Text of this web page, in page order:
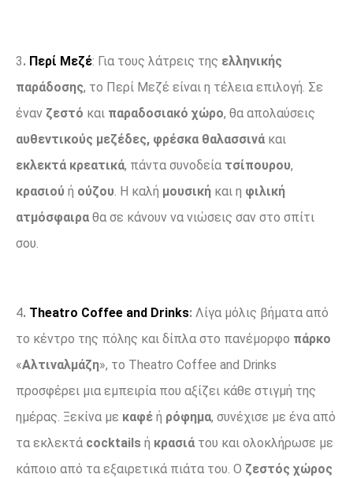
3. Περί Μεζέ: Για τους λάτρεις της ελληνικής
παράδοσης, το Περί Μεζέ είναι η τέλεια επιλογή. Σε
έναν ζεστό και παραδοσιακό χώρο, θα απολαύσεις
αυθεντικούς μεζέδες, φρέσκα θαλασσινά και
εκλεκτά κρεατικά, πάντα συνοδεία τσίπουρου,
κρασιού ή ούζου . Η καλή μουσική και η φιλική
ατμόσφαιρα θα σε κάνουν να νιώσεις σαν στο σπίτι
σου.
4. Theatro Coffee and Drinks: Λίγα μόλις βήματα από
το κέντρο της πόλης και δίπλα στο πανέμορφο πάρκο
«Αλτιναλμάζη», το Theatro Coffee and Drinks
προσφέρει μια εμπειρία που αξίζει κάθε στιγμή της
ημέρας. Ξεκίνα με καφέ ή ρόφημα, συνέχισε με ένα από
τα εκλεκτά cocktails ή κρασιά του και ολοκλήρωσε με
κάποιο από τα εξαιρετικά πιάτα του. Ο ζεστός χώρος